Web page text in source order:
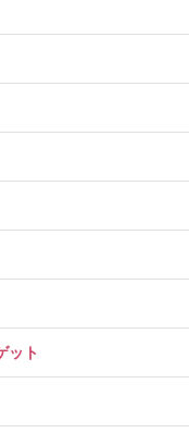
ット